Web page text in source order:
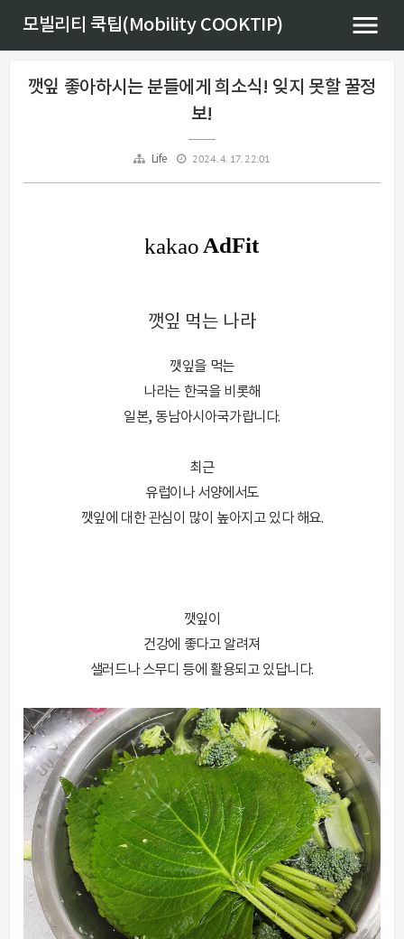
모빌리티 쿡팁(Mobility COOKTIP)
깻잎 좋아하시는 분들에게 희소식! 잊지 못할 꿀정
보!
Life 2024. 4. 17. 22:01
깻잎 먹는 나라
깻잎을 먹는
나라는 한국을 비롯해
일본, 동남아시아국가랍니다.
최근
유럽이나 서양에서도
깻잎에 대한 관심이 많이 높아지고 있다 해요.
깻잎이
건강에 좋다고 알려져
샐러드나 스무디 등에 활용되고 있답니다.